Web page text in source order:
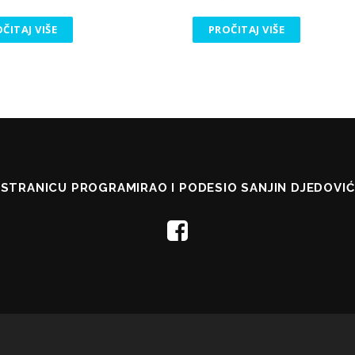
VIŠE PROČITAJ VIŠE
STRANICU PROGRAMIRAO I PODESIO SANJIN DJEDOVIĆ